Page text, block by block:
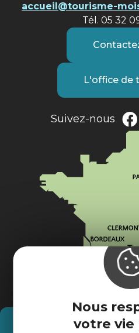
Nous
votre vie
accueil@tourisme-
Tél. 05 32
L'office de
Suivez-nous
Comment venir ?